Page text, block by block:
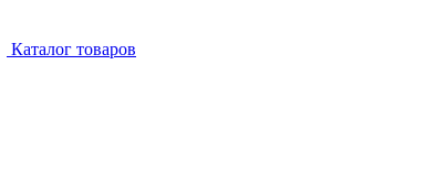
Каталог товаров